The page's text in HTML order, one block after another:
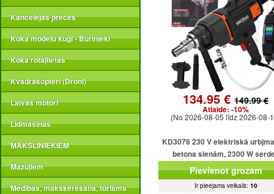
Kancelejas preces
Koka modeļu kuģi - Burinieki
Koka rotaļlietas
Kvadrakopteri (Droni)
Laivas motori
Lidmašīnas
MĀKSLINIEKIEM
Mazuļiem
Medības, makšķerēšana, tūrisms
134.95 € 149.99 €
Atlaide: -10%
(No 2026-08-05 līdz 2026-08-
KD3076 230 V elektriskā
betona sienām, 2300 W
urbjmašīna ar dzesēšanu
Pievienot grozam
Ir pieejams veikalā: 10